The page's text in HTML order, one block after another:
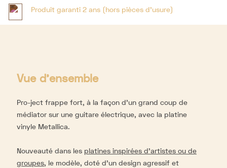
Produit garanti 2 ans (hors pièces d'usure)
Vue d'ensemble
Pro-ject frappe fort, à la façon d’un grand coup de
médiator sur une guitare électrique, avec la platine
vinyle Metallica.
Nouveauté dans les platines inspirées d’artistes ou de
groupes, le modèle, doté d’un design agressif et